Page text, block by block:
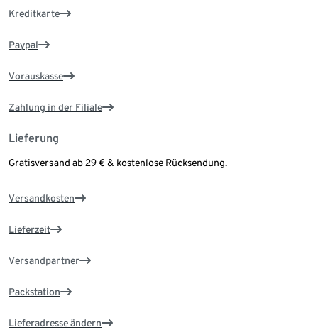
Kreditkarte
Paypal
Vorauskasse
Zahlung in der Filiale
Lieferung
Gratisversand ab 29 € & kostenlose Rücksendung.
Versandkosten
Lieferzeit
Versandpartner
Packstation
Lieferadresse ändern